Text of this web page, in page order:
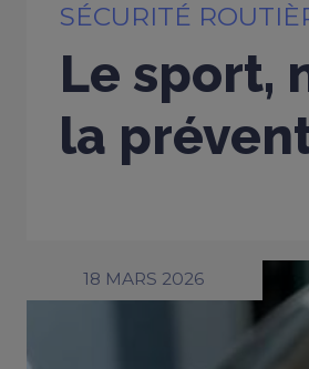
SÉCURITÉ
Le sport,
la
18 MARS 2026